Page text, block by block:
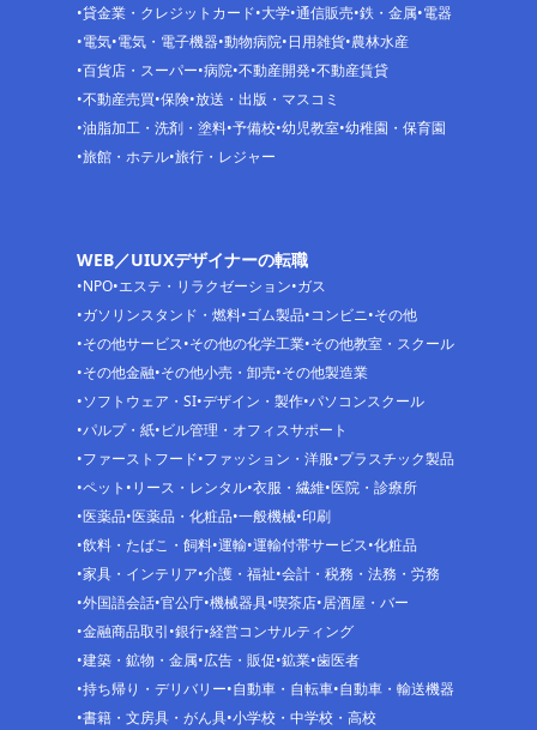
貸金業・クレジットカード 大学 通信販売 鉄・金属 電器
電気 電気・電子機器 動物病院 日用雑貨 農林水産
百貨店・スーパー 病院 不動産開発 不動産賃貸
不動産売買 保険 放送・出版・マスコミ
油脂加工・洗剤・塗料 予備校 幼児教室 幼稚園・保育園
旅館・ホテル 旅行・レジャー
WEB／UIUXデザイナーの転職
NPO エステ・リラクゼーション ガス
ガソリンスタンド・燃料 ゴム製品 コンビニ その他
その他サービス その他の化学工業 その他教室・スクール
その他金融 その他小売・卸売 その他製造業
ソフトウェア・SI デザイン・製作 パソコンスクール
パルプ・紙 ビル管理・オフィスサポート
ファーストフード ファッション・洋服 プラスチック製品
ペット リース・レンタル 衣服・繊維 医院・診療所
医薬品 医薬品・化粧品 一般機械 印刷
飲料・たばこ・飼料 運輸 運輸付帯サービス 化粧品
家具・インテリア 介護・福祉 会計・税務・法務・労務
外国語会話 官公庁 機械器具 喫茶店 居酒屋・バー
金融商品取引 銀行 経営コンサルティング
建築・鉱物・金属 広告・販促 鉱業 歯医者
持ち帰り・デリバリー 自動車・自転車 自動車・輸送機器
書籍・文房具・がん具 小学校・中学校・高校